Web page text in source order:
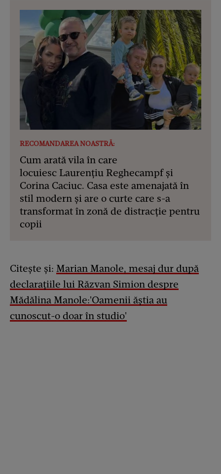
RECOMANDAREA NOASTRĂ:
Cum arată vila în care
locuiesc Laurențiu Reghecampf și
Corina Caciuc. Casa este amenajată în
stil modern și are o curte care s-a
transformat în zonă de distracție pentru
copii
Citește și: Marian Manole, mesaj dur după
declarațiile lui Răzvan Simion despre
Mădălina Manole:'Oamenii ăștia au
cunoscut-o doar în studio'